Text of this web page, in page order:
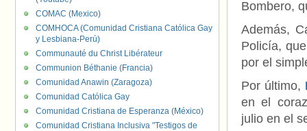
Bombero,
Además,
Policía,
por el
Por último,
en el
julio en el
COMAC (Mexico)
COMHOCA (Comunidad Cristiana Católica Gay
y Lesbiana-Perú)
Communauté du Christ Libérateur
Communion Béthanie (Francia)
Comunidad Anawin (Zaragoza)
Comunidad Católica Gay
Comunidad Cristiana de Esperanza (México)
Comunidad Cristiana Inclusiva "Testigos de